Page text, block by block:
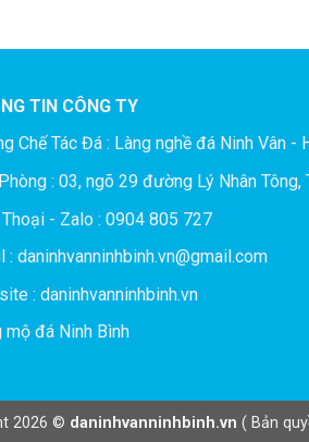
TIN CÔNG TY
Chế Tác Đá : Làng nghề đá Ninh Vân -
: 03, ngõ 29 đường Lý Nhân Tông,
- Zalo : 0904 805 727
: daninhvanninhbinh.vn@gmail.com
: daninhvanninhbinh.vn
mộ đá Ninh Bình
2026 © daninhvanninhbinh.vn ( Bản